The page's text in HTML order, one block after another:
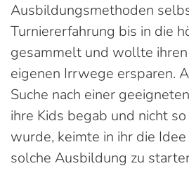
Ausbildungsmethoden
Turniererfahrung bis in die
gesammelt und wollte
eigenen Irrwege ersparen.
Suche nach einer
ihre Kids begab und nicht
wurde, keimte in ihr die
solche Ausbildung zu